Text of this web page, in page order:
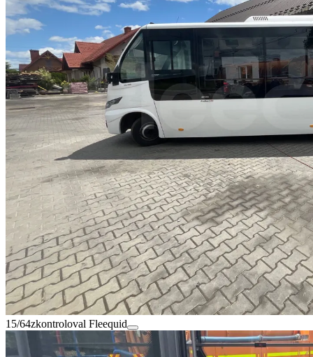
15/64zkontroloval Fleequid